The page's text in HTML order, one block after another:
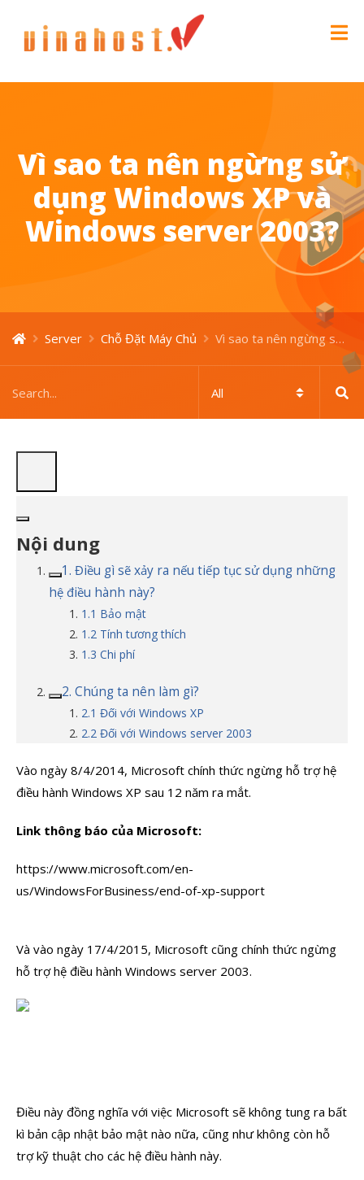
Vì sao ta nên ngừng sử
dụng Windows XP và
Windows server 2003?
Server Chỗ Đặt Máy Chủ Vì sao ta nên ngừng sử dụng Windows XP và Windows server 2003?
Nội dung
1. Điều gì sẽ xảy ra nếu tiếp tục sử dụng những
hệ điều hành này?
1.1 Bảo mật
1.2 Tính tương thích
1.3 Chi phí
2. Chúng ta nên làm gì?
2.1 Đối với Windows XP
2.2 Đối với Windows server 2003
Vào ngày 8/4/2014, Microsoft chính thức ngừng hỗ trợ hệ
điều hành Windows XP sau 12 năm ra mắt.
Link thông báo của Microsoft:
https://www.microsoft.com/en-
us/WindowsForBusiness/end-of-xp-support
Và vào ngày 17/4/2015, Microsoft cũng chính thức ngừng
hỗ trợ hệ điều hành Windows server 2003.
Điều này đồng nghĩa với việc Microsoft sẽ không tung ra bất
kì bản cập nhật bảo mật nào nữa, cũng như không còn hỗ
trợ kỹ thuật cho các hệ điều hành này.